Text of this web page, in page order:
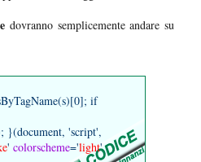
dovranno semplicemente andare su
if
}(document, 'script',
' colorscheme='light'